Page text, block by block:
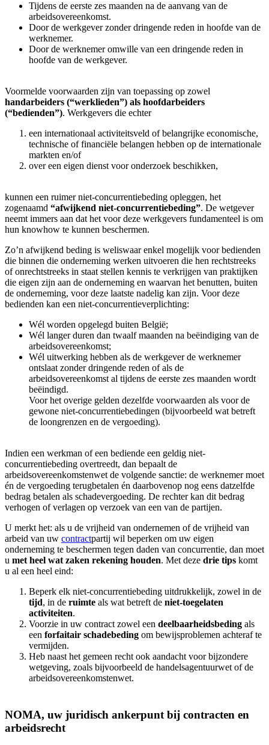
Tijdens de eerste zes maanden na de aanvang van de
arbeidsovereenkomst.
Door de werkgever zonder dringende reden in hoofde van de
werknemer.
Door de werknemer omwille van een dringende reden in
hoofde van de werkgever.
Voormelde voorwaarden zijn van toepassing op zowel
handarbeiders (“werklieden”) als hoofdarbeiders
(“bedienden”). Werkgevers die echter
een internationaal activiteitsveld of belangrijke economische,
technische of financiële belangen hebben op de internationale
markten en/of
over een eigen dienst voor onderzoek beschikken,
kunnen een ruimer niet-concurrentiebeding opleggen, het
zogenaamd “afwijkend niet-concurrentiebeding”. De wetgever
neemt immers aan dat het voor deze werkgevers fundamenteel is om
hun knowhow te kunnen beschermen.
Zo’n afwijkend beding is weliswaar enkel mogelijk voor bedienden
die binnen die onderneming werken uitvoeren die hen rechtstreeks
of onrechtstreeks in staat stellen kennis te verkrijgen van praktijken
die eigen zijn aan de onderneming en waarvan het benutten, buiten
de onderneming, voor deze laatste nadelig kan zijn. Voor deze
bedienden kan een niet-concurrentieverplichting:
Wél worden opgelegd buiten België;
Wél langer duren dan twaalf maanden na beëindiging van de
arbeidsovereenkomst;
Wél uitwerking hebben als de werkgever de werknemer
ontslaat zonder dringende reden of als de
arbeidsovereenkomst al tijdens de eerste zes maanden wordt
beëindigd.
Voor het overige gelden dezelfde voorwaarden als voor de
gewone niet-concurrentiebedingen (bijvoorbeeld wat betreft
de loongrenzen en de vergoeding).
Indien een werkman of een bediende een geldig niet-
concurrentiebeding overtreedt, dan bepaalt de
arbeidsovereenkomstenwet de volgende sanctie: de werknemer moet
én de vergoeding terugbetalen én daarbovenop nog eens datzelfde
bedrag betalen als schadevergoeding. De rechter kan dit bedrag
verhogen of verlagen op verzoek van een van de partijen.
U merkt het: als u de vrijheid van ondernemen of de vrijheid van
arbeid van uw contractpartij wil beperken om uw eigen
onderneming te beschermen tegen daden van concurrentie, dan moet
u met heel wat zaken rekening houden. Met deze drie tips komt
u al een heel eind:
Beperk elk niet-concurrentiebeding uitdrukkelijk, zowel in de
tijd, in de ruimte als wat betreft de niet-toegelaten
activiteiten.
Voorzie in uw contract zowel een deelbaarheidsbeding als
een forfaitair schadebeding om bewijsproblemen achteraf te
vermijden.
Heb naast het gemeen recht ook aandacht voor bijzondere
wetgeving, zoals bijvoorbeeld de handelsagentuurwet of de
arbeidsovereenkomstenwet.
NOMA, uw juridisch ankerpunt bij contracten en
arbeidsrecht